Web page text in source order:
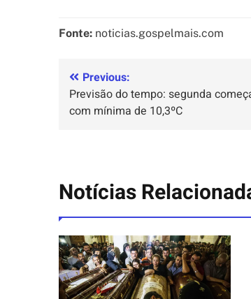
Fonte: noticias.gospelmais.com
Previous:
Previsão do tempo: segunda
com mínima de 10,3ºC
Notícias